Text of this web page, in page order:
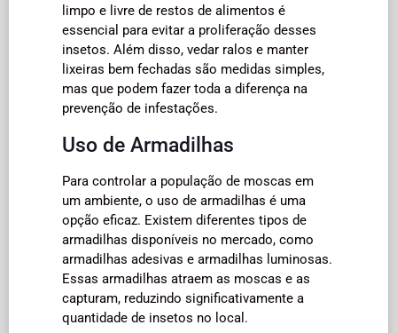
limpo e livre de restos de alimentos é
essencial para evitar a proliferação desses
insetos. Além disso, vedar ralos e manter
lixeiras bem fechadas são medidas simples,
mas que podem fazer toda a diferença na
prevenção de infestações.
Uso de Armadilhas
Para controlar a população de moscas em
um ambiente, o uso de armadilhas é uma
opção eficaz. Existem diferentes tipos de
armadilhas disponíveis no mercado, como
armadilhas adesivas e armadilhas luminosas.
Essas armadilhas atraem as moscas e as
capturam, reduzindo significativamente a
quantidade de insetos no local.